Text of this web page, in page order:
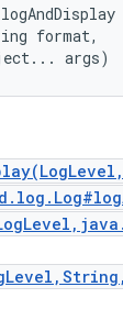
format,
args)